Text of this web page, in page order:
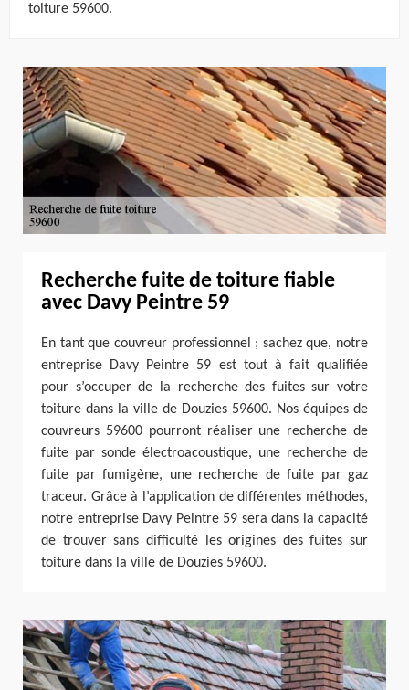
toiture 59600.
Recherche fuite de toiture fiable
avec Davy Peintre 59
En tant que couvreur professionnel ; sachez que, notre
entreprise Davy Peintre 59 est tout à fait qualifiée
pour s’occuper de la recherche des fuites sur votre
toiture dans la ville de Douzies 59600. Nos équipes de
couvreurs 59600 pourront réaliser une recherche de
fuite par sonde électroacoustique, une recherche de
fuite par fumigène, une recherche de fuite par gaz
traceur. Grâce à l’application de différentes méthodes,
notre entreprise Davy Peintre 59 sera dans la capacité
de trouver sans difficulté les origines des fuites sur
toiture dans la ville de Douzies 59600.